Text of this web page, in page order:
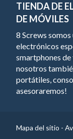
TIENDA DE
DE MÓVILES
8 Screws
electrónicos
smartphones de
nosotros
portátiles,
asesoraremos!
Mapa del sitio -